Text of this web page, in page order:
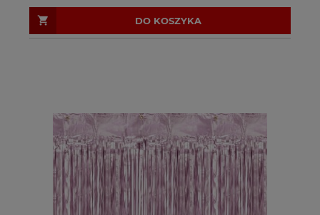
DO KOSZYKA